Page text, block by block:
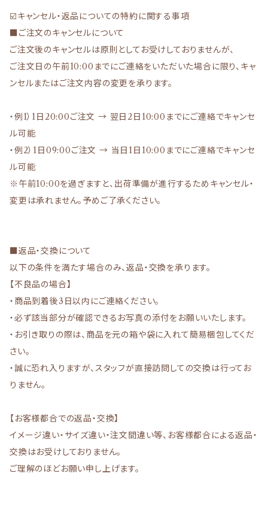
☑️キャンセル・返品についての特約に関する事項
■ご注文のキャンセルについて
ご注文後のキャンセルは原則としてお受けしておりませんが、
ご注文日の午前10:00までにご連絡をいただいた場合に限り、キャ
ンセルまたはご注文内容の変更を承ります。
・例1）1日20:00ご注文 → 翌日2日10:00までにご連絡でキャンセ
ル可能
・例2）1日09:00ご注文 → 当日1日10:00までにご連絡でキャンセ
ル可能
※午前10:00を過ぎますと、出荷準備が進行するためキャンセル・
変更は承れません。予めご了承ください。
■返品・交換について
以下の条件を満たす場合のみ、返品・交換を承ります。
【不良品の場合】
・商品到着後3日以内にご連絡ください。
・必ず該当部分が確認できるお写真の添付をお願いいたします。
・お引き取りの際は、商品を元の箱や袋に入れて簡易梱包してくだ
さい。
・誠に恐れ入りますが、スタッフが直接訪問しての交換は行ってお
りません。
【お客様都合での返品・交換】
イメージ違い・サイズ違い・注文間違い等、お客様都合による返品・
交換はお受けしておりません。
ご理解のほどお願い申し上げます。